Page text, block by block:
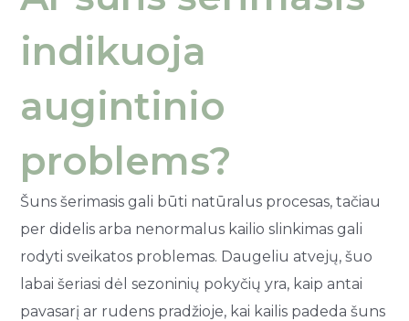
indikuoja
augintinio
problems?
Šuns šerimasis gali būti natūralus procesas, tačiau
per didelis arba nenormalus kailio slinkimas gali
rodyti sveikatos problemas. Daugeliu atvejų, šuo
labai šeriasi dėl sezoninių pokyčių yra, kaip antai
pavasarį ar rudens pradžioje, kai kailis padeda šuns